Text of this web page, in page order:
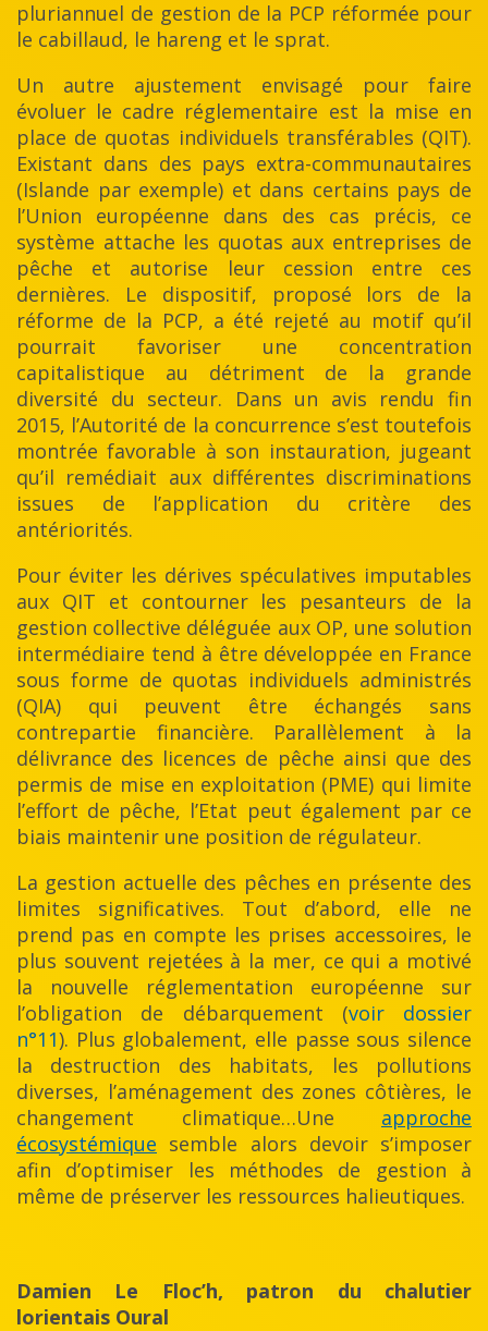
pluriannuel de gestion de la PCP réformée pour
le cabillaud, le hareng et le sprat.
Un autre ajustement envisagé pour faire
évoluer le cadre réglementaire est la mise en
place de quotas individuels transférables (QIT).
Existant dans des pays extra-communautaires
(Islande par exemple) et dans certains pays de
l’Union européenne dans des cas précis, ce
système attache les quotas aux entreprises de
pêche et autorise leur cession entre ces
dernières. Le dispositif, proposé lors de la
réforme de la PCP, a été rejeté au motif qu’il
pourrait favoriser une concentration
capitalistique au détriment de la grande
diversité du secteur. Dans un avis rendu fin
2015, l’Autorité de la concurrence s’est toutefois
montrée favorable à son instauration, jugeant
qu’il remédiait aux différentes discriminations
issues de l’application du critère des
antériorités.
Pour éviter les dérives spéculatives imputables
aux QIT et contourner les pesanteurs de la
gestion collective déléguée aux OP, une solution
intermédiaire tend à être développée en France
sous forme de quotas individuels administrés
(QIA) qui peuvent être échangés sans
contrepartie financière. Parallèlement à la
délivrance des licences de pêche ainsi que des
permis de mise en exploitation (PME) qui limite
l’effort de pêche, l’Etat peut également par ce
biais maintenir une position de régulateur.
La gestion actuelle des pêches en présente des
limites significatives. Tout d’abord, elle ne
prend pas en compte les prises accessoires, le
plus souvent rejetées à la mer, ce qui a motivé
la nouvelle réglementation européenne sur
l’obligation de débarquement (voir dossier
n°11). Plus globalement, elle passe sous silence
la destruction des habitats, les pollutions
diverses, l’aménagement des zones côtières, le
changement climatique…Une approche
écosystémique semble alors devoir s’imposer
afin d’optimiser les méthodes de gestion à
même de préserver les ressources halieutiques.
Damien Le Floc’h, patron du chalutier
lorientais Oural